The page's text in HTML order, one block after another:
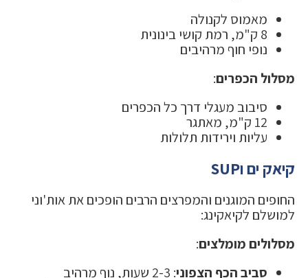
מאמוס לקנולה
8 ק"מ, רמת קושי בינונית
נופי חוף מרהיבים
מסלול הכפרים:
סיבוב מעגלי דרך כל הכפרים
12 ק"מ, מאתגר
עליות וירידות תלולות
קיאק ים וSUP
החופים המוגנים והמפרצים הרבים הופכים את אות'וני
למושלם לקיאקינג:
מסלולים מומלצים:
סביב הכף הצפוני: 2-3 שעות, נוף מרהיב